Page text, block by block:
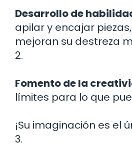
Desarrollo de
apilar y encajar
mejoran su destreza
2.
Fomento de la
límites para lo que
¡Su imaginación es el
3.